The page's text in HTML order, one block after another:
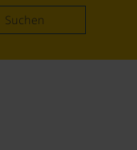
Suchen